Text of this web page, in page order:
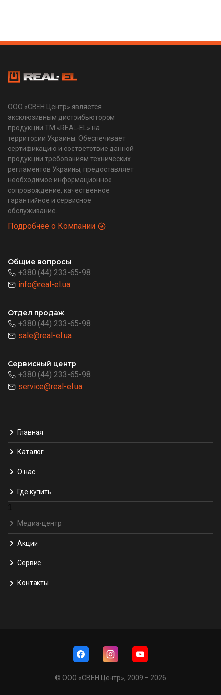
ООО «СВЕН Центр» является
эксклюзивным дистрибьютором
продукции ТМ «REAL-EL» на
территории Украины. Обеспечивает
сертификацию и соответствие данной
продукции требованиям технических
регламентов Украины, предоставляет
необходимое информационное
сопровождение, качественное
гарантийное и сервисное
обслуживание.
Подробнее о Компании
Общие вопросы
+380 (44) 233-65-98
info@real-el.ua
Отдел продаж
+380 (44) 233-65-98
sale@real-el.ua
Сервисный центр
+380 (44) 233-65-98
service@real-el.ua
Главная
Каталог
О нас
Где купить
1
Медиа-центр
Акции
Сервис
Контакты
© ООО «СВЕН Центр», 2009 – 2026